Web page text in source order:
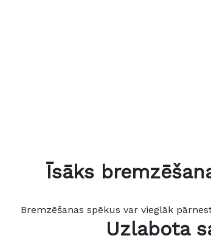
Īsāks
Bremzēšanas spēkus var vieglāk
Uzlabota